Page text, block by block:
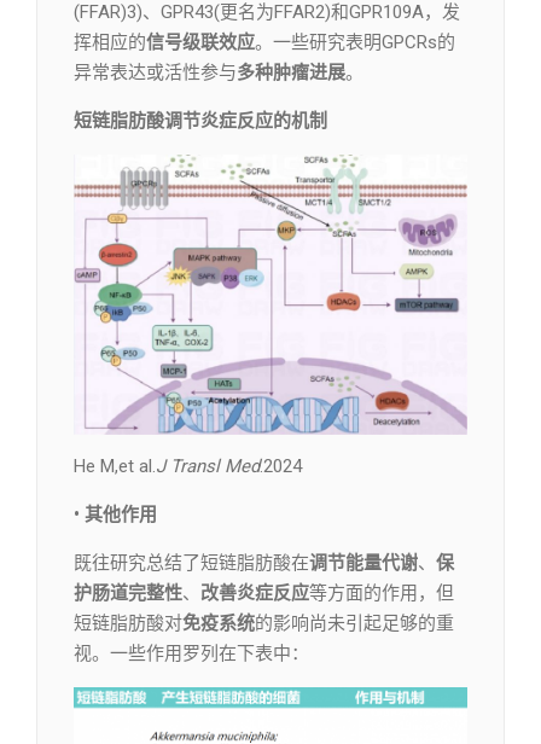
(FFAR)3)、GPR43(更名为FFAR2)和GPR109A，发
挥相应的信号级联效应。一些研究表明GPCRs的
异常表达或活性参与多种肿瘤进展。
短链脂肪酸调节炎症反应的机制
He M,et al.J Transl Med.2024
• 其他作用
既往研究总结了短链脂肪酸在调节能量代谢、 保
护肠道完整性、 改善炎症反应等方面的作用，但
短链脂肪酸对免疫系统的影响尚未引起足够的重
视。一些作用罗列在下表中：